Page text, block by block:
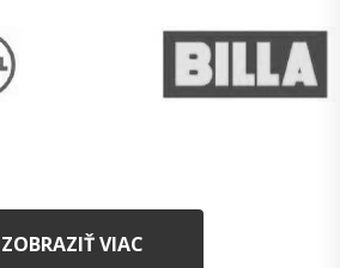
ZOBRAZIŤ VIAC